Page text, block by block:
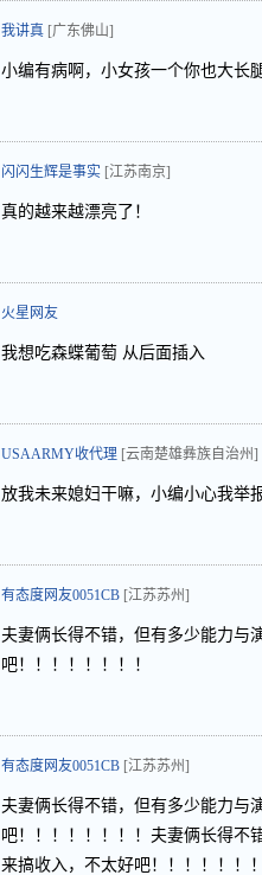
我讲真 [广东佛山]
小编有病啊，小女孩一个你也大长
闪闪生辉是事实 [江苏南京]
真的越来越漂亮了！
火星网友
我想吃森蝶葡萄 从后面插入
USAARMY收代理 [云南楚雄彝族自治州]
放我未来媳妇干嘛，小编小心我举
有态度网友0051CB [江苏苏州]
夫妻俩长得不错，但有多少能力与
吧！！！！！！！！
有态度网友0051CB [江苏苏州]
夫妻俩长得不错，但有多少能力与
吧！！！！！！！！夫妻俩长得不
来搞收入，不太好吧！！！！！！